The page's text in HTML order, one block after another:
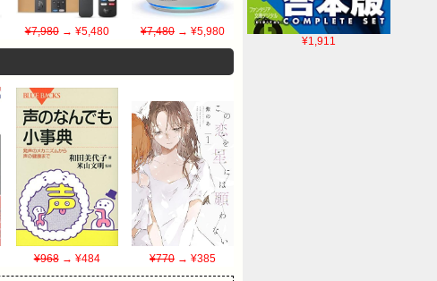
¥1,911
¥7,980→ ¥5,480 ¥7,480→ ¥5,980
¥968→ ¥484 ¥770→ ¥385